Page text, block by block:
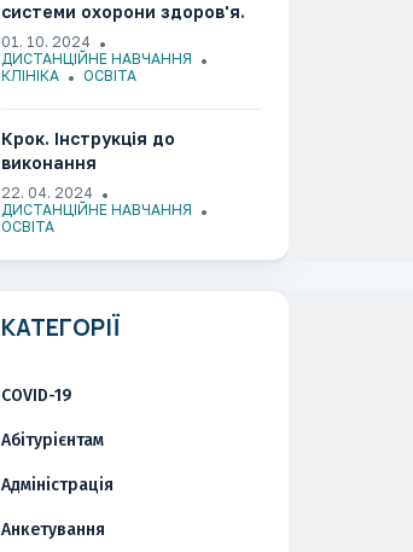
системи охорони здоров'я.
Роль та функції моніторингу
НСЗУ. Що буде далі?»
01. 10. 2024
ДИСТАНЦІЙНЕ НАВЧАННЯ
КЛІНІКА
ОСВІТА
Крок. Інструкція до
виконання
22. 04. 2024
ДИСТАНЦІЙНЕ НАВЧАННЯ
ОСВІТА
КАТЕГОРІЇ
COVID-19
Абітурієнтам
Адміністрація
Анкетування